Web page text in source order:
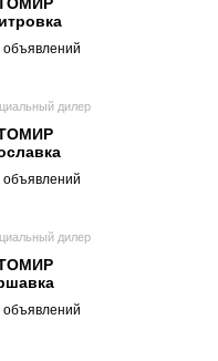
объявлений
дилер
объявлений
дилер
объявлений